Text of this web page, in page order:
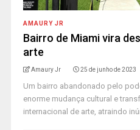
AMAURY JR
Bairro de Miami vira
arte
Amaury Jr 25 de junho de 2023
Um bairro abandonado pelo
enorme mudança cultural e
internacional de arte, atraindo